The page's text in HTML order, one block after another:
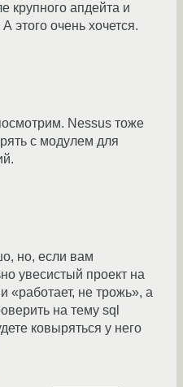
крупного апдейта и
этого очень хочется.
Nessus тоже
с модулем для
но, если вам
увесистый проект на
«работает, не трожь», а
на тему sql
ковыряться у него